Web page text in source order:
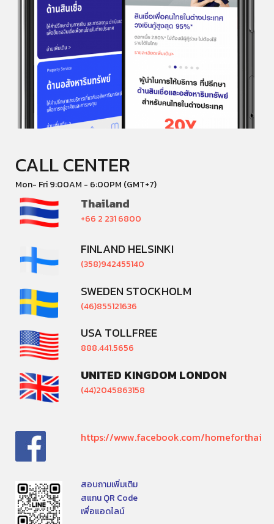
CALL CENTER
Mon- Fri 9:00AM - 6:00PM (GMT+7)
Thailand
+66 2 231 6800
FINLAND HELSINKI
(358)942455140
SWEDEN STOCKHOLM
(46)855121636
USA TOLLFREE
888.441.5656
UNITED KINGDOM LONDON
(44)2045863158
https://www.facebook.com/homeforthai
สอบถามเพิ่มเติม
สแกน QR Code
เพื่อแอดไลน์